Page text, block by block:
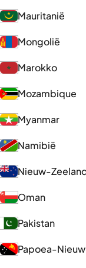
Mauritanië
Mongolië
Marokko
Mozambique
Myanmar
Namibië
Nieuw-
Oman
Pakistan
Papoea-